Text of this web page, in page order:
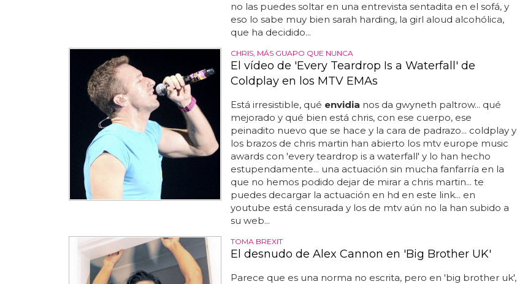
no las puedes soltar en una entrevista sentadita en el sofá, y
eso lo sabe muy bien sarah harding, la girl aloud alcohólica,
que ha decidido...
CHRIS, MÁS GUAPO QUE NUNCA
El vídeo de 'Every Teardrop Is a Waterfall' de
Coldplay en los MTV EMAs
Está irresistible, qué envidia nos da gwyneth paltrow... qué
mejorado y qué bien está chris, con ese cuerpo, ese
peinadito nuevo que se hace y la cara de padrazo... coldplay y
los brazos de chris martin han abierto los mtv europe music
awards con 'every teardrop is a waterfall' y lo han hecho
estupendamente... una actuación sin mucha fanfarría en la
que no hemos podido dejar de mirar a chris martin... te
puedes decargar la actuación en hd en este link... en
youtube está censurada y los de mtv aún no la han subido a
su web...
TOMA BREXIT
El desnudo de Alex Cannon en 'Big Brother UK'
Parece que es una norma no escrita, pero en 'big brother uk',